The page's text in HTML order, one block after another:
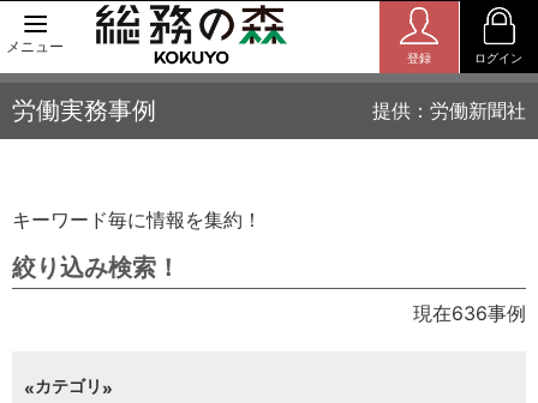
メニュー
登録 ログイン
労働実務事例 提供：労働新聞社
キーワード毎に情報を集約！
絞り込み検索！
現在636事例
カテゴリ